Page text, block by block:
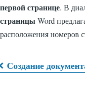
первой странице. В
страницы Word
расположения номеров
Перекрёстные
Создание